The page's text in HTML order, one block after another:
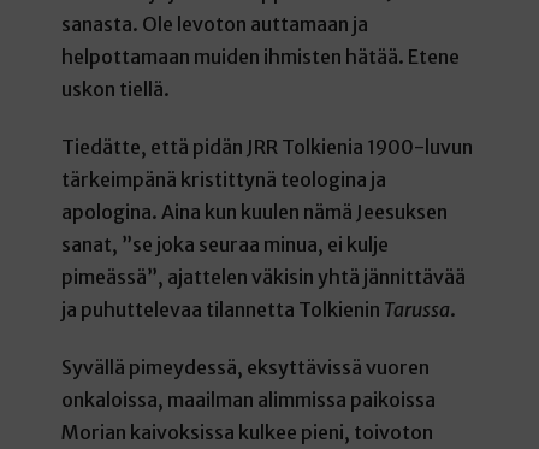
sanasta. Ole levoton auttamaan ja
helpottamaan muiden ihmisten hätää. Etene
uskon tiellä.
Tiedätte, että pidän JRR Tolkienia 1900-luvun
tärkeimpänä kristittynä teologina ja
apologina. Aina kun kuulen nämä Jeesuksen
sanat, ”se joka seuraa minua, ei kulje
pimeässä”, ajattelen väkisin yhtä jännittävää
ja puhuttelevaa tilannetta Tolkienin Tarussa.
Syvällä pimeydessä, eksyttävissä vuoren
onkaloissa, maailman alimmissa paikoissa
Morian kaivoksissa kulkee pieni, toivoton